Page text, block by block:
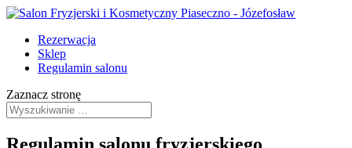
Rezerwacja
Sklep
Regulamin salonu
Zaznacz stronę